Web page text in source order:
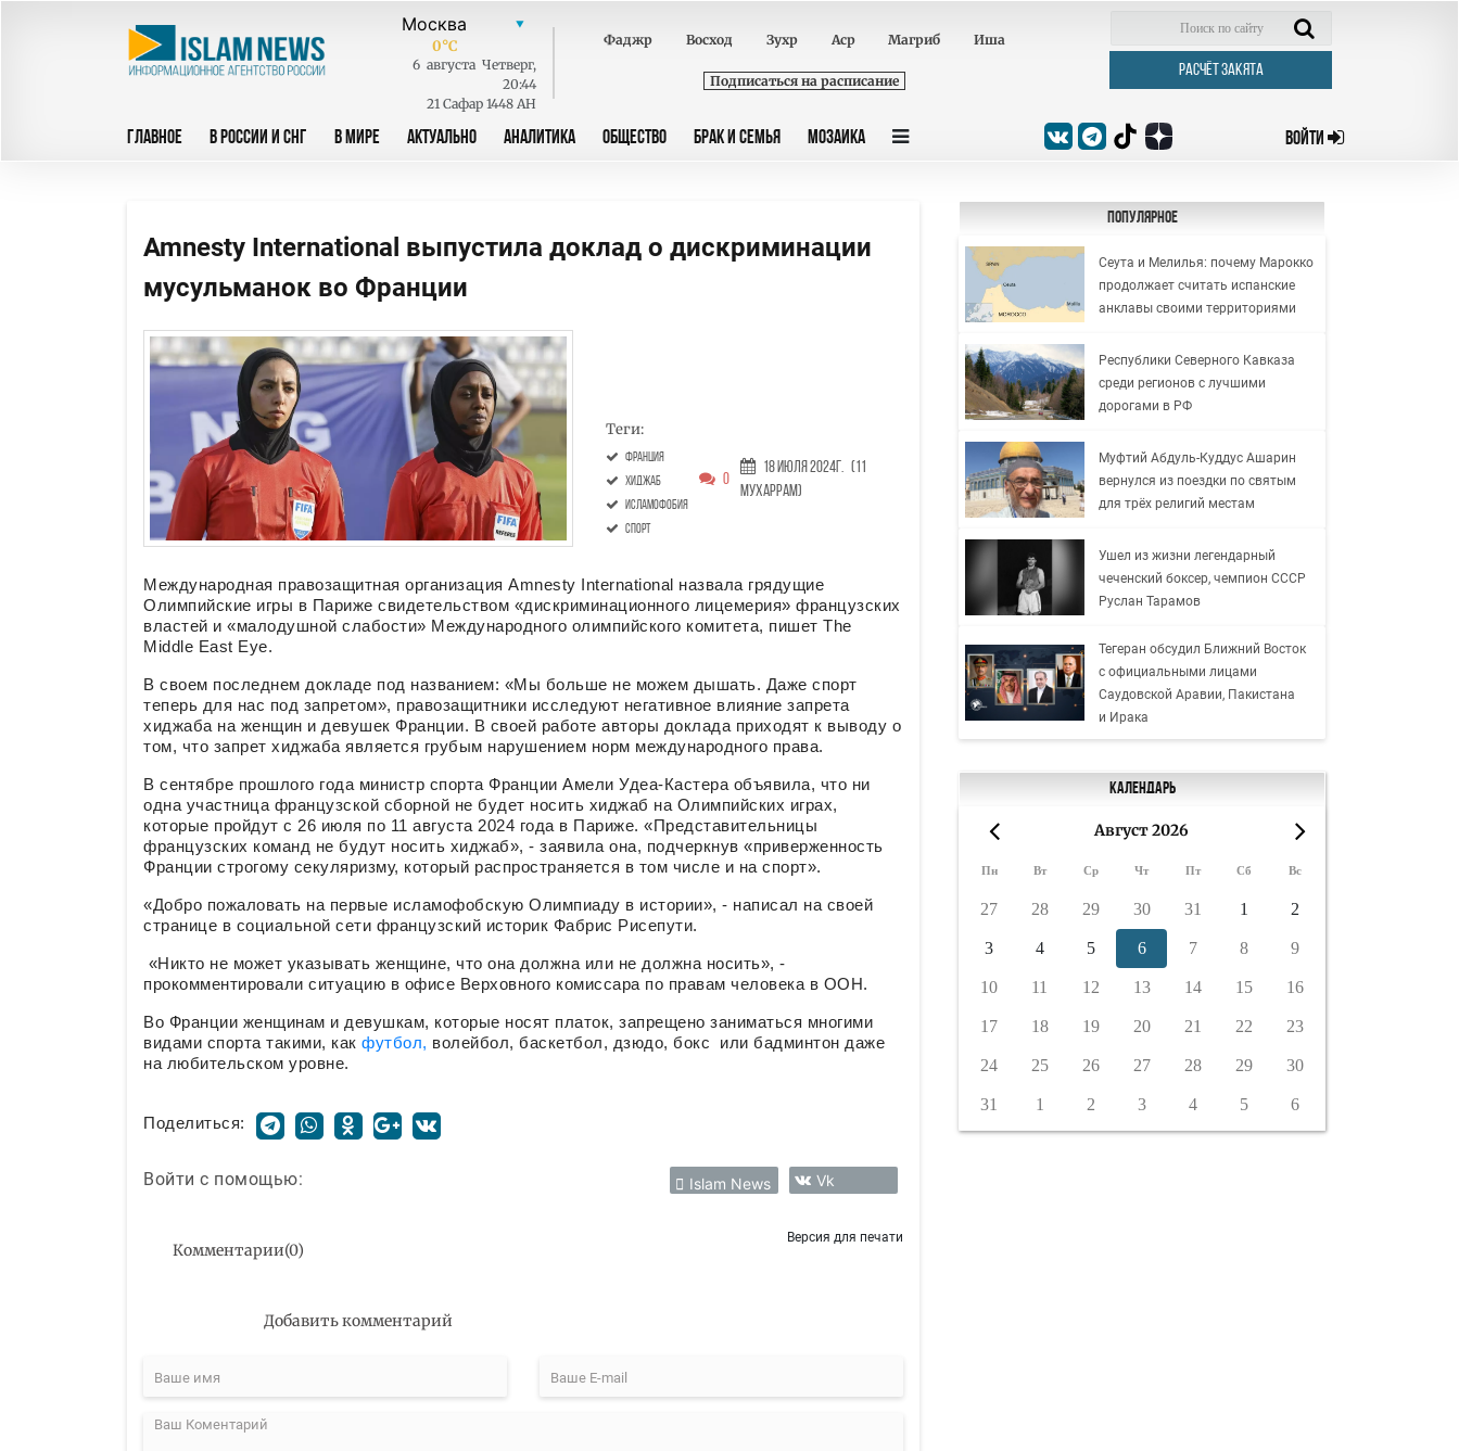
0°C
6 августа Четверг,
20:44
21 Сафар 1448 AH
Фаджр Восход Зухр Аср Магриб Иша
Подписаться на расписание
РАСЧЁТ ЗАКЯТА
ГЛАВНОЕ В РОССИИ И СНГ В МИРЕ АКТУАЛЬНО АНАЛИТИКА ОБЩЕСТВО БРАК И СЕМЬЯ МОЗАИКА ВОЙТИ
Amnesty International выпустила доклад о дискриминации
мусульманок во Франции
Теги:
Франция
хиджаб
исламофобия
спорт
0
18 Июля 2024г. (11
Мухаррам)
Международная правозащитная организация Amnesty International назвала грядущие
Олимпийские игры в Париже свидетельством «дискриминационного лицемерия» французских
властей и «малодушной слабости» Международного олимпийского комитета, пишет The
Middle East Eye.
В своем последнем докладе под названием: «Мы больше не можем дышать. Даже спорт
теперь для нас под запретом», правозащитники исследуют негативное влияние запрета
хиджаба на женщин и девушек Франции. В своей работе авторы доклада приходят к выводу о
том, что запрет хиджаба является грубым нарушением норм международного права.
В сентябре прошлого года министр спорта Франции Амели Удеа-Кастера объявила, что ни
одна участница французской сборной не будет носить хиджаб на Олимпийских играх,
которые пройдут с 26 июля по 11 августа 2024 года в Париже. «Представительницы
французских команд не будут носить хиджаб», - заявила она, подчеркнув «приверженность
Франции строгому секуляризму, который распространяется в том числе и на спорт».
«Добро пожаловать на первые исламофобскую Олимпиаду в истории», - написал на своей
странице в социальной сети французский историк Фабрис Рисепути.
«Никто не может указывать женщине, что она должна или не должна носить», -
прокомментировали ситуацию в офисе Верховного комиссара по правам человека в ООН.
Во Франции женщинам и девушкам, которые носят платок, запрещено заниматься многими
видами спорта такими, как футбол, волейбол, баскетбол, дзюдо, бокс или бадминтон даже
на любительском уровне.
Поделиться:
Войти с помощью: Islam News Vk
Комментарии(0)
Версия для печати
Добавить комментарий
Популярное
Сеута и Мелилья: почему Марокко
продолжает считать испанские
анклавы своими территориями
Республики Северного Кавказа
среди регионов с лучшими
дорогами в РФ
Муфтий Абдуль-Куддус Ашарин
вернулся из поездки по святым
для трёх религий местам
Ушел из жизни легендарный
чеченский боксер, чемпион СССР
Руслан Тарамов
Тегеран обсудил Ближний Восток
с официальными лицами
Саудовской Аравии, Пакистана
и Ирака
Календарь
Август 2026
Пн Вт Ср Чт Пт Сб Вс
27 28 29 30 31 1 2
3 4 5 6 7 8 9
10 11 12 13 14 15 16
17 18 19 20 21 22 23
24 25 26 27 28 29 30
31 1 2 3 4 5 6